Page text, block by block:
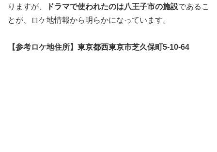
りますが、
ドラマで使われたのは八王子市の施設であるこ
とが、ロケ地情報から明らかになっています。
【参考ロケ地住所】東京都西東京市芝久保町5-10-64